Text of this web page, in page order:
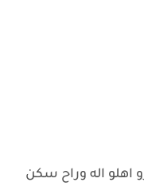
اهلو اله وراح سكن